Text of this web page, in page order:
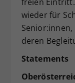
wieder für
deren
Statements